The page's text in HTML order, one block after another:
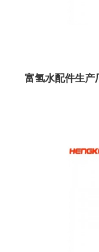
富氢水配件生产